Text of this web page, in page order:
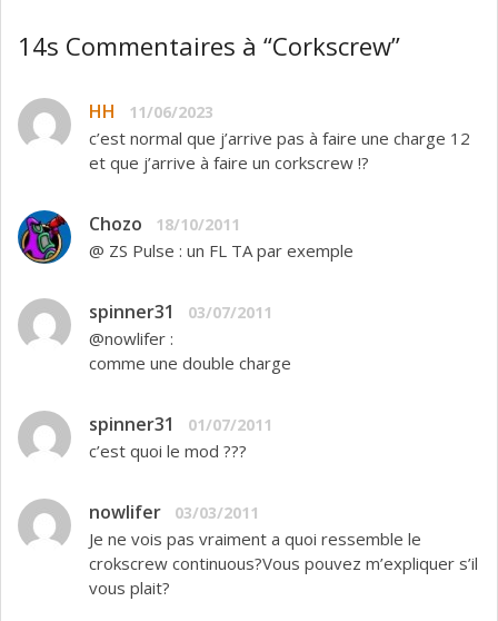
14s Commentaires à “Corkscrew”
HH 11/06/2023
c’est normal que j’arrive pas à faire une charge 12
et que j’arrive à faire un corkscrew !?
Chozo 18/10/2011
@ ZS Pulse : un FL TA par exemple
spinner31 03/07/2011
@nowlifer :
comme une double charge
spinner31 01/07/2011
c’est quoi le mod ???
nowlifer 03/03/2011
Je ne vois pas vraiment a quoi ressemble le
crokscrew continuous?Vous pouvez m’expliquer s’il
vous plait?